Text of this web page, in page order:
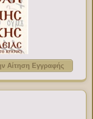
Αίτηση Εγγραφής